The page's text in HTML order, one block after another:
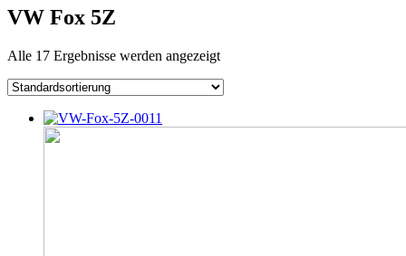
VW Fox 5Z
Alle 17 Ergebnisse werden angezeigt